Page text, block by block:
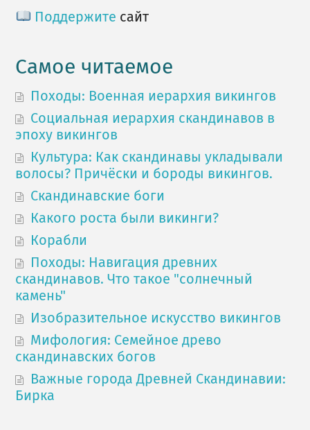
Поддержите сайт
Самое читаемое
Походы: Военная иерархия викингов
Социальная иерархия скандинавов в
эпоху викингов
Культура: Как скандинавы укладывали
волосы? Причёски и бороды викингов.
Скандинавские боги
Какого роста были викинги?
Корабли
Походы: Навигация древних
скандинавов. Что такое "солнечный
камень"
Изобразительное искусство викингов
Мифология: Семейное древо
скандинавских богов
Важные города Древней Скандинавии:
Бирка